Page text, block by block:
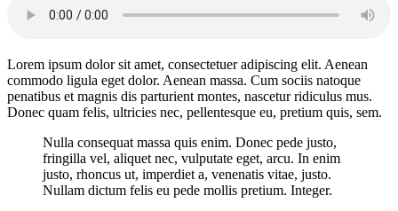
Lorem ipsum dolor sit amet, consectetuer adipiscing elit. Aenean
commodo ligula eget dolor. Aenean massa. Cum sociis natoque
penatibus et magnis dis parturient montes, nascetur ridiculus mus.
Donec quam felis, ultricies nec, pellentesque eu, pretium quis, sem.
Nulla consequat massa quis enim. Donec pede justo,
fringilla vel, aliquet nec, vulputate eget, arcu. In enim
justo, rhoncus ut, imperdiet a, venenatis vitae, justo.
Nullam dictum felis eu pede mollis pretium. Integer.